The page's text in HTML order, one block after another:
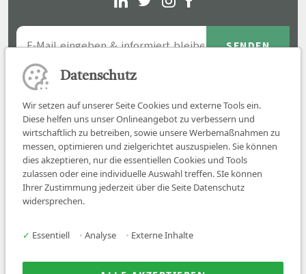
Job finden
Über uns
News
Datenschutz
Wir setzen auf unserer Seite Cookies und externe Tools ein.
Diese helfen uns unser Onlineangebot zu verbessern und
wirtschaftlich zu betreiben, sowie unsere Werbemaßnahmen zu
messen, optimieren und zielgerichtet auszuspielen. Sie können
dies akzeptieren, nur die essentiellen Cookies und Tools
zulassen oder eine individuelle Auswahl treffen. SIe können
Ihrer Zustimmung jederzeit über die Seite Datenschutz
widersprechen.
✓ Essentiell • Analyse • Externe Inhalte